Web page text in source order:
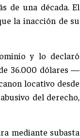
de una década. El
la inacción de su
y lo declaró
36.000 dólares —
locativo desde
del derecho,
mediante subasta